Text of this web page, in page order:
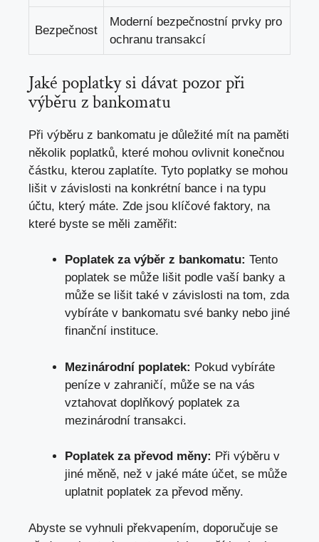
Bezpečnost
Moderní bezpečnostní prvky pro
ochranu transakcí
Jaké poplatky si dávat pozor při
výběru z bankomatu
Při výběru z bankomatu je důležité mít na paměti
několik poplatků, které mohou ovlivnit konečnou
částku, kterou zaplatíte. Tyto poplatky se mohou
lišit v závislosti na konkrétní bance i na typu
účtu, který máte. Zde jsou klíčové faktory, na
které byste se měli zaměřit:
Poplatek za výběr z bankomatu: Tento
poplatek se může lišit podle vaší banky a
může se lišit také v závislosti na tom, zda
vybíráte v bankomatu své banky nebo jiné
finanční instituce.
Mezinárodní poplatek: Pokud vybíráte
peníze v zahraničí, může se na vás
vztahovat doplňkový poplatek za
mezinárodní transakci.
Poplatek za převod měny: Při výběru v
jiné měně, než v jaké máte účet, se může
uplatnit poplatek za převod měny.
Abyste se vyhnuli překvapením, doporučuje se